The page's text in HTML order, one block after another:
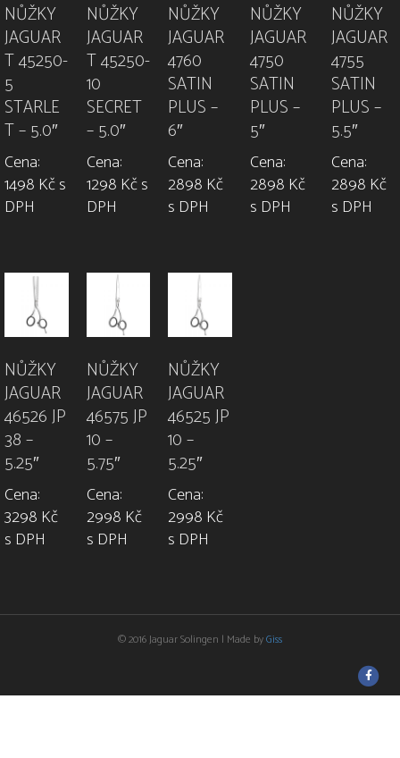
NŮŽKY
JAGUAR
T 45250-
5
STARLE
T – 5.0″
Cena:
1498 Kč s
DPH
NŮŽKY
JAGUAR
T 45250-
10
SECRET
– 5.0″
Cena:
1298 Kč s
DPH
NŮŽKY
JAGUAR
4760
SATIN
PLUS –
6″
Cena:
2898 Kč
s DPH
NŮŽKY
JAGUAR
4750
SATIN
PLUS –
5″
Cena:
2898 Kč
s DPH
NŮŽKY
JAGUAR
4755
SATIN
PLUS –
5.5″
Cena:
2898 Kč
s DPH
NŮŽKY
JAGUAR
46526 JP
38 –
5.25″
Cena:
3298 Kč
s DPH
NŮŽKY
JAGUAR
46575 JP
10 –
5.75″
Cena:
2998 Kč
s DPH
NŮŽKY
JAGUAR
46525 JP
10 –
5.25″
Cena:
2998 Kč
s DPH
© 2016 Jaguar Solingen | Made byGiss
F
a